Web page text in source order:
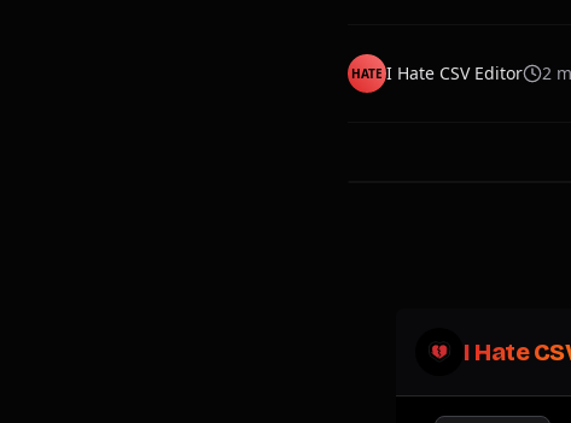
HATE I Hate CSV Editor 2